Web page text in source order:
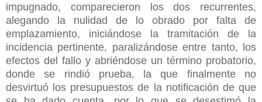
impugnado, comparecieron los dos recurrentes,
alegando la nulidad de lo obrado por falta de
emplazamiento, iniciándose la tramitación de la
incidencia pertinente, paralizándose entre tanto, los
efectos del fallo y abriéndose un término probatorio,
donde se rindió prueba, la que finalmente no
desvirtuó los presupuestos de la notificación de que